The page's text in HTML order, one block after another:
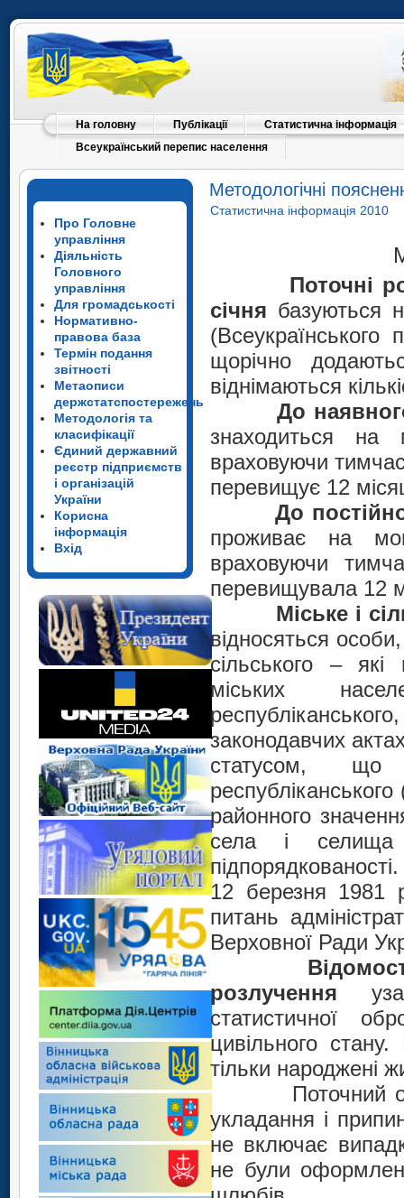
На головну Публікації
Статистична інформація
Всеукраїнський перепис населення
Про Головне
управління
Діяльність
Головного
управління
Для громадськості
Нормативно-
правова база
Термін подання
звітності
Метаописи
держстатспостережень
Методологія та
класифікації
Єдиний державний
реєстр підприємств
і організацій
України
Корисна
інформація
Вхід
Методологічні
Статистична інформація 2010
Поточні
січня базуються
щорічно
віднімаються
До
знаходиться на
враховуючи
перевищує 12
До
проживає на
враховуючи
перевищувала 12
Міське і
відносяться
сільського – які
міських
законодавчих
статусом, що
районного
села і селища
12 березня 1981
питань
Верховної Ради
розлучення
статистичної
цивільного
тільки народжені
Поточний облік
укладання і
не включає
не були